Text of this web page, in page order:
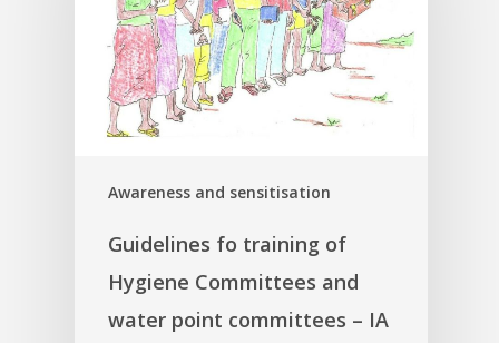
Awareness and sensitisation
Guidelines fo training of
Hygiene Committees and
water point committees – IA